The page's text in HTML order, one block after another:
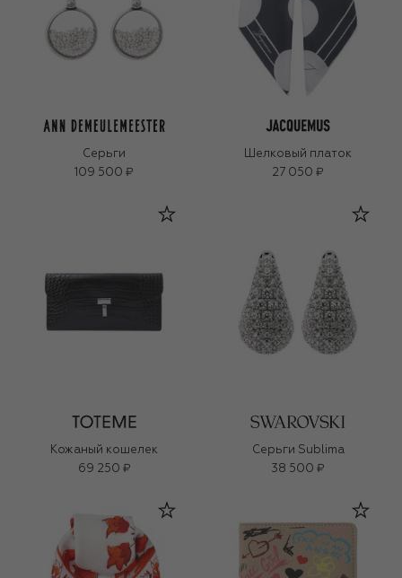
Серьги
109 500 ₽
Шелковый платок
27 050 ₽
Кожаный кошелек
69 250 ₽
Серьги Sublima
38 500 ₽